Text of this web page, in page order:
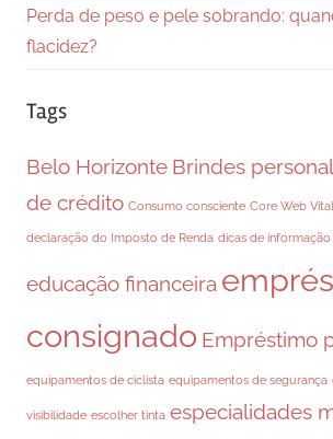
Perda de peso e pele sobrando:
flacidez?
Tags
Belo Horizonte Brindes
de crédito Consumo consciente Core Web
declaração do Imposto de Renda dicas de informação
educação financeira
consignado Empréstimo
equipamentos de ciclista equipamentos de segurança
visibilidade escolher tinta especialidades